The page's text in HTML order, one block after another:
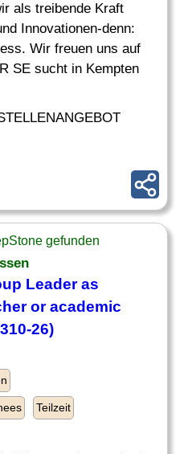
als treibende Kraft
Innovationen-denn:
Wir freuen uns auf
SE sucht in Kempten
gefunden
Leaderas
or academic
26)
Teilzeit